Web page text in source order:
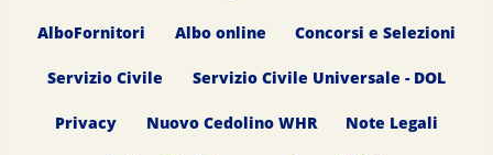
AlboFornitori Albo online Concorsi e Selezioni
Servizio Civile Servizio Civile Universale - DOL
Privacy Nuovo Cedolino WHR Note Legali